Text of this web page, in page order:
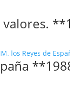
valores.